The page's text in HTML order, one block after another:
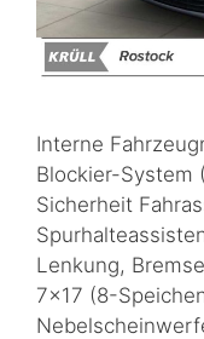
Interne
Blockier-System
Sicherheit
Lenkung,
7×17 (8-